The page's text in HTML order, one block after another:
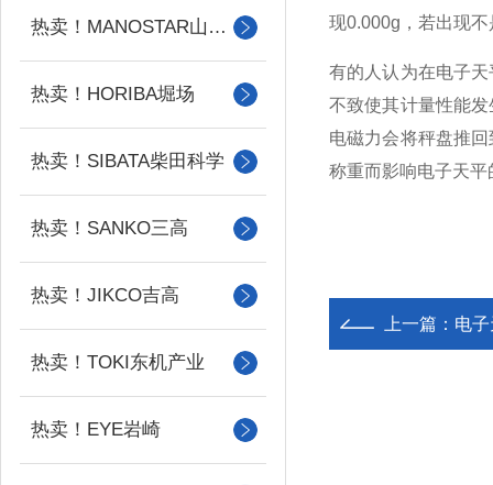
热卖！MANOSTAR山本电机
热卖！HORIBA堀场
热卖！SIBATA柴田科学
热卖！SANKO三高
热卖！JIKCO吉高
热卖！TOKI东机产业
热卖！EYE岩崎
现0.000g，若出现
有的人认为在电子
不致使其计量性能
电磁力会将秤盘推
称重而影响电子天平
上一篇： 电